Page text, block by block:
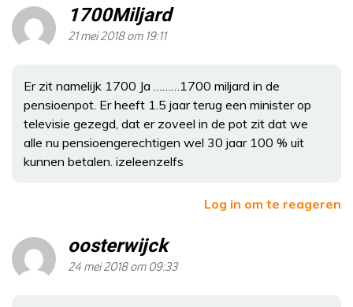
1700Miljard
21 mei 2018 om 19:11
Er zit namelijk 1700 Ja ………1700 miljard in de
pensioenpot. Er heeft 1.5 jaar terug een minister op
televisie gezegd, dat er zoveel in de pot zit dat we
alle nu pensioengerechtigen wel 30 jaar 100 % uit
kunnen betalen. izeleenzelfs
Log in om te reageren
oosterwijck
24 mei 2018 om 09:33